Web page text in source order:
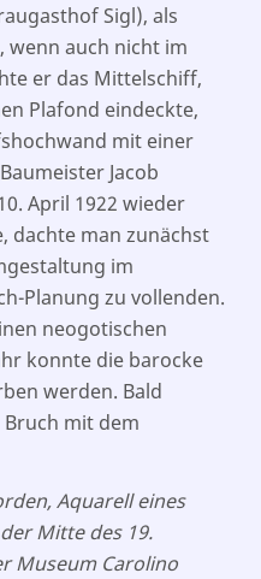
Sigl), als
wenn auch nicht im
er das Mittelschiff,
Plafond eindeckte,
mit einer
Jacob
April 1922 wieder
dachte man zunächst
im
Planung zu vollenden.
neogotischen
konnte die barocke
werden. Bald
mit dem
Aquarell eines
Mitte des 19.
Museum Carolino